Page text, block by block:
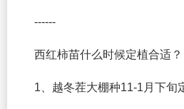
------
西红柿苗什么时候定植合适？
1、越冬茬大棚种11-1月下旬